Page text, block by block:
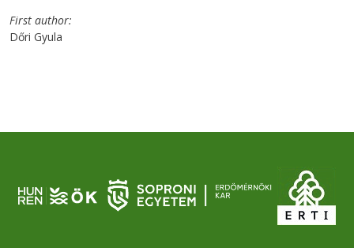
First author
Dőri Gyula